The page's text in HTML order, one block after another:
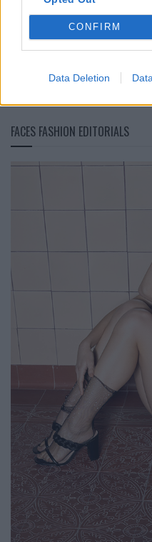
CONFIRM
Data Deletion
Marie Moehle von by
FACES FASHION EDITORIALS